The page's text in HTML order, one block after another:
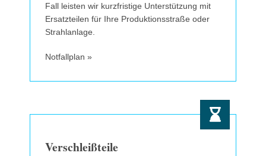
Fall leisten wir kurzfristige Unterstützung mit
Ersatzteilen für Ihre Produktionsstraße oder
Strahlanlage.
Notfallplan »
Verschleißteile